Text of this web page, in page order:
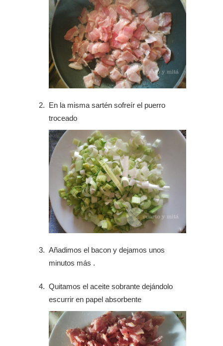
En la misma sartén sofreír el puerro
troceado
Añadimos el bacon y dejamos unos
minutos más .
Quitamos el aceite sobrante dejándolo
escurrir en papel absorbente